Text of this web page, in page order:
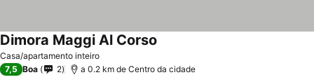
Casa/apartamento inteiro
Dimora Maggi Al Corso
7,5 Boa 2 a 0.2 km de Centro da cidade